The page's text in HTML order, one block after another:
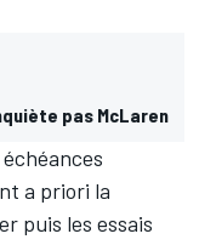
pas McLaren
a priori la
puis les essais